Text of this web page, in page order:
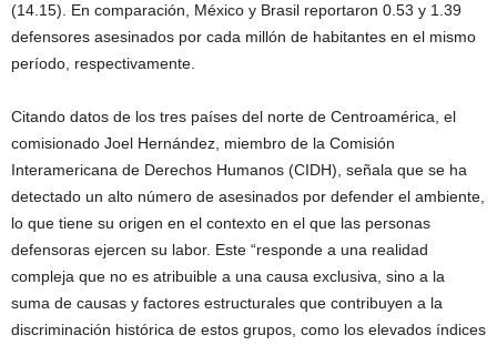
(14.15). En comparación, México y Brasil reportaron 0.53 y 1.39
defensores asesinados por cada millón de habitantes en el mismo
período, respectivamente.
Citando datos de los tres países del norte de Centroamérica, el
comisionado Joel Hernández, miembro de la Comisión
Interamericana de Derechos Humanos (CIDH), señala que se ha
detectado un alto número de asesinados por defender el ambiente,
lo que tiene su origen en el contexto en el que las personas
defensoras ejercen su labor. Este “responde a una realidad
compleja que no es atribuible a una causa exclusiva, sino a la
suma de causas y factores estructurales que contribuyen a la
discriminación histórica de estos grupos, como los elevados índices